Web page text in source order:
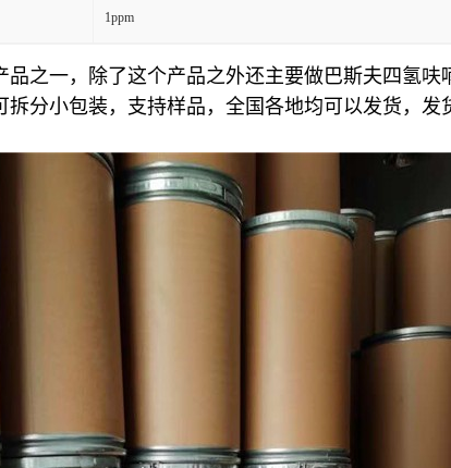
1ppm
品之一，除了这个产品之外还主要做巴斯夫四氢
分小包装，支持样品，全国各地均可以发货，发